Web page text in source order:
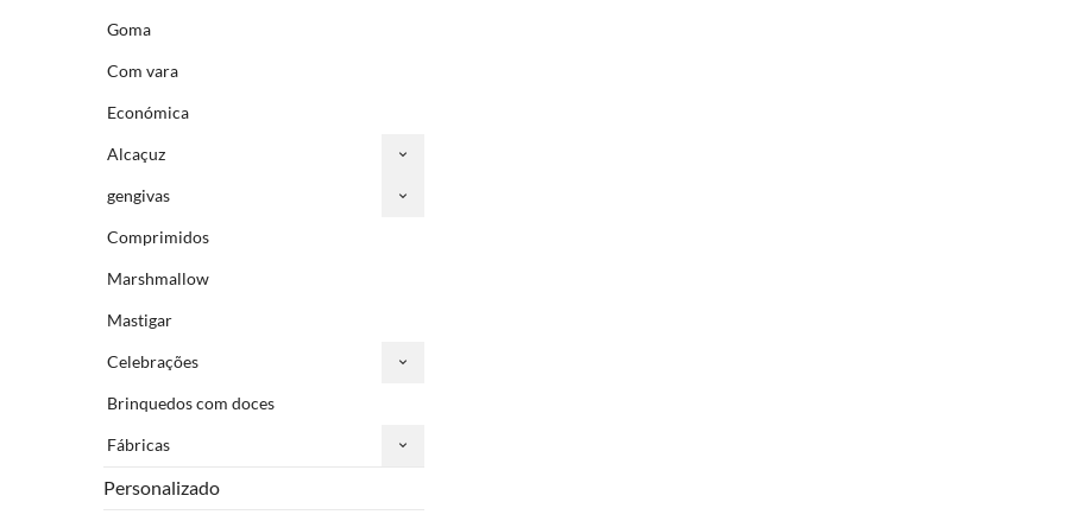
Goma
Com vara
Económica
Alcaçuz
gengivas
Comprimidos
Marshmallow
Mastigar
Celebrações
Brinquedos com doces
Fábricas
Personalizado